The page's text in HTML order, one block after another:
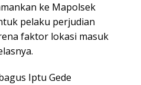
ke Mapolsek
pelaku perjudian
faktor lokasi masuk
Iptu Gede